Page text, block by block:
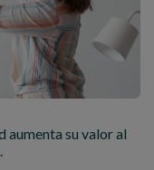
aumenta su valor al